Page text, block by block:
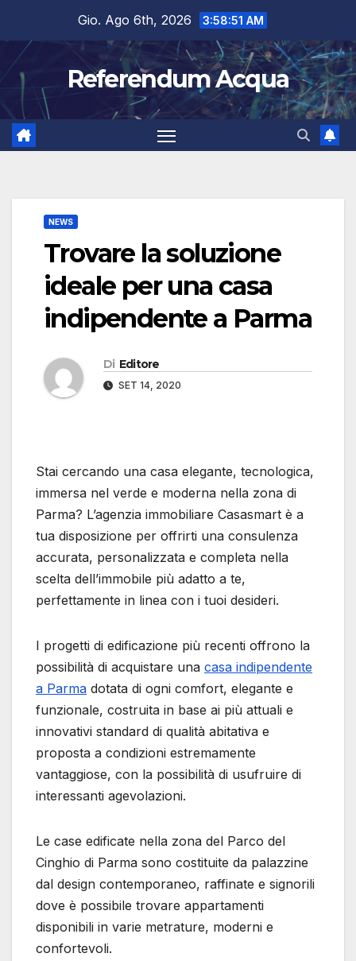
contenuto
Gio. Ago 6th, 2026 3:58:52 AM
Referendum Acqua
NEWS
Trovare la soluzione
ideale per una casa
indipendente a Parma
Di Editore
SET 14, 2020
Stai cercando una casa elegante, tecnologica,
immersa nel verde e moderna nella zona di
Parma? L’agenzia immobiliare Casasmart è a
tua disposizione per offrirti una consulenza
accurata, personalizzata e completa nella
scelta dell’immobile più adatto a te,
perfettamente in linea con i tuoi desideri.
I progetti di edificazione più recenti offrono la
possibilità di acquistare una casa indipendente
a Parma dotata di ogni comfort, elegante e
funzionale, costruita in base ai più attuali e
innovativi standard di qualità abitativa e
proposta a condizioni estremamente
vantaggiose, con la possibilità di usufruire di
interessanti agevolazioni.
Le case edificate nella zona del Parco del
Cinghio di Parma sono costituite da palazzine
dal design contemporaneo, raffinate e signorili
dove è possibile trovare appartamenti
disponibili in varie metrature, moderni e
confortevoli.